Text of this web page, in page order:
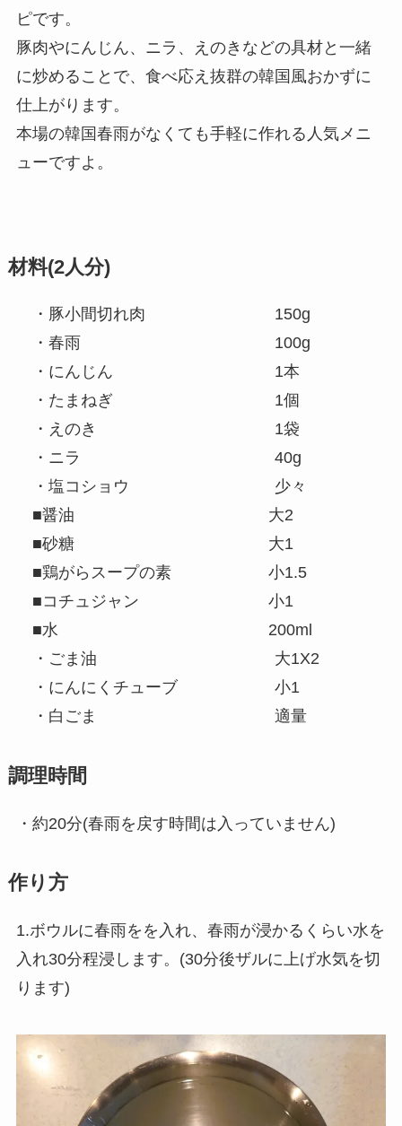
ピです。
豚肉やにんじん、ニラ、えのきなどの具材と一緒
に炒めることで、食べ応え抜群の韓国風おかずに
仕上がります。
本場の韓国春雨がなくても手軽に作れる人気メニ
ューですよ。
材料(2人分)
・豚小間切れ肉 150g
・春雨 100g
・にんじん 1本
・たまねぎ 1個
・えのき 1袋
・ニラ 40g
・塩コショウ 少々
■醤油 大2
■砂糖 大1
■鶏がらスープの素 小1.5
■コチュジャン 小1
■水 200ml
・ごま油 大1X2
・にんにくチューブ 小1
・白ごま 適量
調理時間
・約20分(春雨を戻す時間は入っていません)
作り方
1.ボウルに春雨をを入れ、春雨が浸かるくらい水を
入れ30分程浸します。(30分後ザルに上げ水気を切
ります)